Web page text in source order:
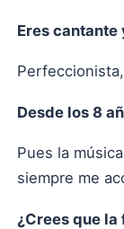
Eres
Desde los 8
Pues la
siempre me
¿Crees que